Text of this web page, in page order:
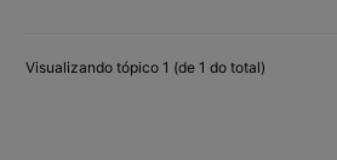
Visualizando tópico 1 (de 1 do total)